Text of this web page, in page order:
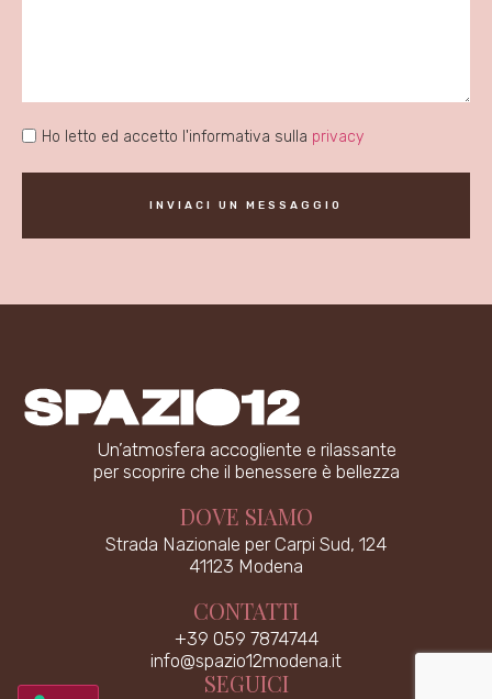
Ho letto ed accetto l'informativa sulla privacy
INVIACI UN MESSAGGIO
Un’atmosfera accogliente e rilassante
per scoprire che il benessere è bellezza
DOVE SIAMO
Strada Nazionale per Carpi Sud, 124
41123 Modena
CONTATTI
+39 059 7874744
info@spazio12modena.it
SEGUICI